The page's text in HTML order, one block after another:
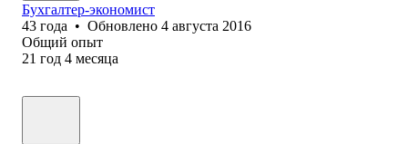
Бухгалтер-экономист
43 года • Обновлено 4 августа 2016
Общий опыт
21 год 4 месяца